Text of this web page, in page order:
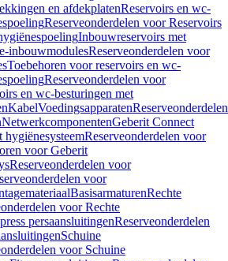
en afdekplatenReservoirs en wc-
Reserveonderdelen voor Reservoirs
Inbouwreservoirs met
inbouwmodulesReserveonderdelen voor
Toebehoren voor reservoirs en wc-
Reserveonderdelen voor
en wc-besturingen met
KabelVoedingsapparatenReserveonderdelen
NetwerkcomponentenGeberit Connect
hygiënesysteemReserveonderdelen voor
voor Geberit
Reserveonderdelen voor
voor
BasisarmaturenRechte
voor Rechte
persaansluitingenReserveonderdelen
Schuine
voor Schuine